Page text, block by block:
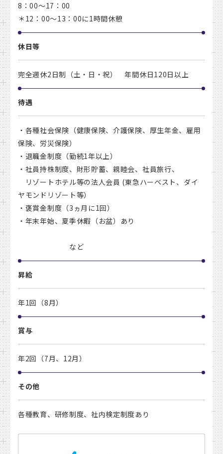
8：00～17：00
＊12：00～13：00に1時間休憩
休日等
完全週休2日制（土・日・祝） 年間休日120日以上
待遇
・各種社会保険（健康保険、介護保険、厚生年金、雇用
保険、労災保険）
・退職金制度（勤続1年以上）
・社員持株制度、財形貯蓄、親睦会、社員旅行、
リゾートホテル等の法人会員 (東急ハーベスト、ダイ
ヤモンドリゾート等）
・褒賞金制度（3ヵ月に1回）
・年末年始、夏季休暇（お盆）あり
など
昇給
年1回（8月）
賞与
年2回（7月、12月）
その他
各種教育、研修制度、社内検定制度あり